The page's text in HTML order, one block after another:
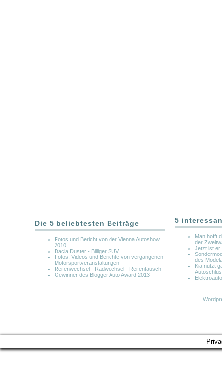
Die 5 beliebtesten Beiträge
Fotos und Bericht von der Vienna Autoshow
2010
Dacia Duster - Billiger SUV
Fotos, Videos und Berichte von vergangenen
Motorsportveranstaltungen
Reifenwechsel - Radwechsel - Reifentausch
Gewinner des Blogger Auto Award 2013
5
Man
der
Jetzt ist er
des
Kia nutzt